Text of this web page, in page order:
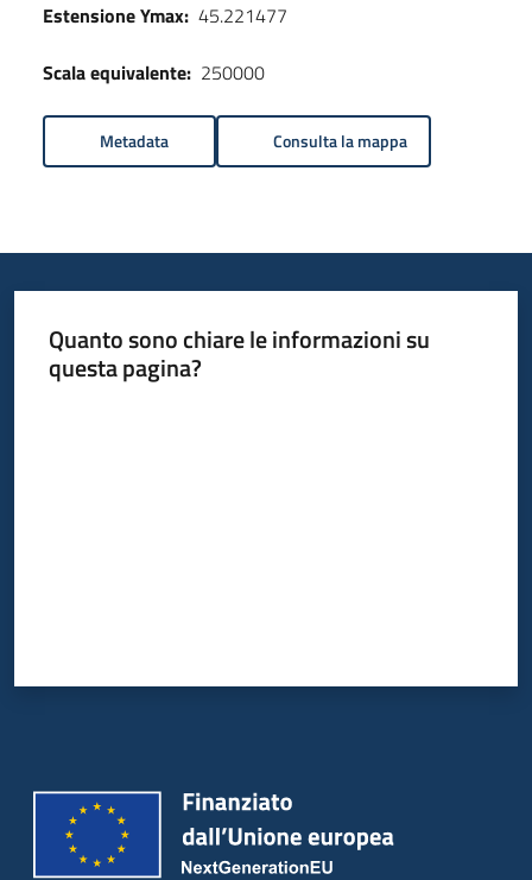
Estensione Ymax: 45.221477
Scala equivalente: 250000
Metadata Consulta la mappa
Quanto sono chiare le informazioni su
questa pagina?